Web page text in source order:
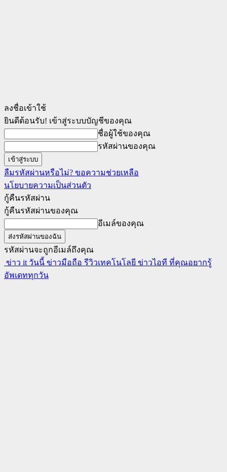
ลงชื่อเข้าใช้
ยินดีต้อนรับ! เข้าสู่ระบบบัญชีของคุณ
ชื่อผู้ใช้ของคุณ
รหัสผ่านของคุณ
ลืมรหัสผ่านหรือไม่? ขอความช่วยเหลือ
นโยบายความเป็นส่วนตัว
กู้คืนรหัสผ่าน
กู้คืนรหัสผ่านของคุณ
อีเมล์ของคุณ
รหัสผ่านจะถูกอีเมล์ถึงคุณ
ข่าว it วันนี้ ข่าวมือถือ รีวิวเทคโนโลยี ข่าวไอที ที่คุณอยากรู้
อัพเดททุกวัน